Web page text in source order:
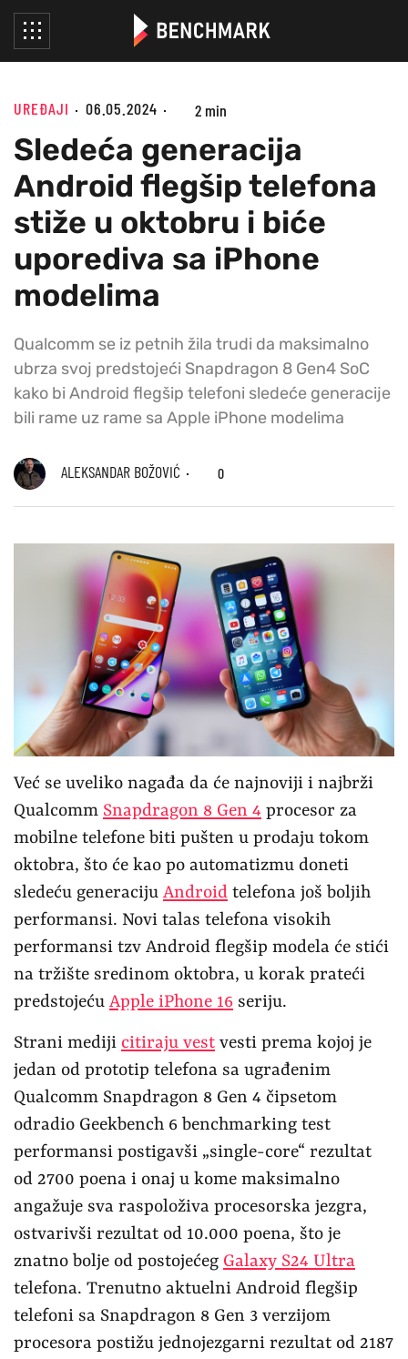
UREĐAJI 06.05.2024 2 min
Sledeća generacija
Android flegšip telefona
stiže u oktobru i biće
uporediva sa iPhone
modelima
Qualcomm se iz petnih žila trudi da maksimalno
ubrza svoj predstojeći Snapdragon 8 Gen4 SoC
kako bi Android flegšip telefoni sledeće generacije
bili rame uz rame sa Apple iPhone modelima
ALEKSANDAR BOŽOVIĆ 0
Već se uveliko nagađa da će najnoviji i najbrži
Qualcomm Snapdragon 8 Gen 4 procesor za
mobilne telefone biti pušten u prodaju tokom
oktobra, što će kao po automatizmu doneti
sledeću generaciju Android telefona još boljih
performansi. Novi talas telefona visokih
performansi tzv Android flegšip modela će stići
na tržište sredinom oktobra, u korak prateći
predstojeću Apple iPhone 16 seriju.
Strani mediji citiraju vest vesti prema kojoj je
jedan od prototip telefona sa ugrađenim
Qualcomm Snapdragon 8 Gen 4 čipsetom
odradio Geekbench 6 benchmarking test
performansi postigavši „single-core“ rezultat
od 2700 poena i onaj u kome maksimalno
angažuje sva raspoloživa procesorska jezgra,
ostvarivši rezultat od 10.000 poena, što je
znatno bolje od postojećeg Galaxy S24 Ultra
telefona. Trenutno aktuelni Android flegšip
telefoni sa Snapdragon 8 Gen 3 verzijom
procesora postižu jednojezgarni rezultat od 2187